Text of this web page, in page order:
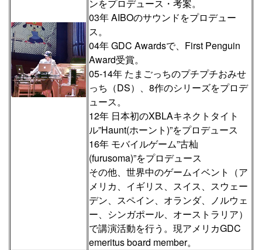
ンをプロデュース・考案。
03年 AIBOのサウンドをプロデュー
ス。
04年 GDC Awardsで、First Penguin
Award受賞。
05-14年 たまごっちのプチプチおみせ
っち（DS）、8作のシリーズをプロデ
ュース。
12年 日本初のXBLAキネクトタイト
ル”Haunt(ホーント)”をプロデュース
16年 モバイルゲーム”古杣
(furusoma)”をプロデュース
その他、世界中のゲームイベント（ア
メリカ、イギリス、スイス、スウェー
デン、スペイン、オランダ、ノルウェ
ー、シンガポール、オーストラリア）
で講演活動を行う。現アメリカGDC
emeritus board member。